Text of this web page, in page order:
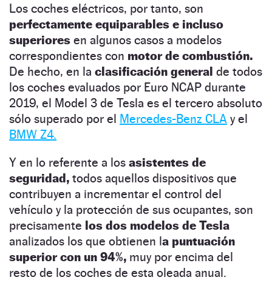
Los coches eléctricos, por tanto, son
perfectamente equiparables e incluso
superiores en algunos casos a modelos
correspondientes con motor de combustión.
De hecho, en la clasificación general de todos
los coches evaluados por Euro NCAP durante
2019, el Model 3 de Tesla es el tercero absoluto
sólo superado por el Mercedes-Benz CLA y el
BMW Z4.
Y en lo referente a los asistentes de
seguridad, todos aquellos dispositivos que
contribuyen a incrementar el control del
vehículo y la protección de sus ocupantes, son
precisamente los dos modelos de Tesla
analizados los que obtienen la puntuación
superior con un 94%, muy por encima del
resto de los coches de esta oleada anual.